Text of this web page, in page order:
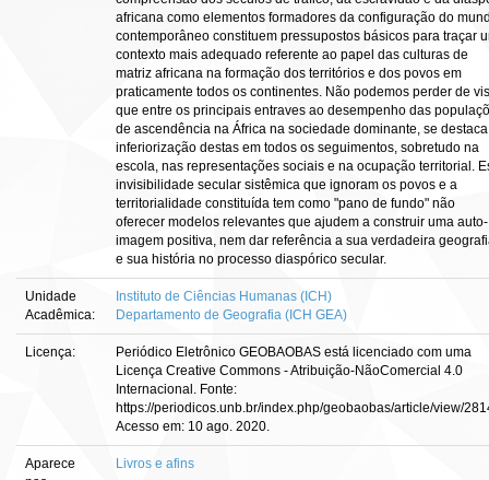
africana como elementos formadores da configuração do
contemporâneo constituem pressupostos básicos para traçar
contexto mais adequado referente ao papel das culturas de
matriz africana na formação dos territórios e dos povos em
praticamente todos os continentes. Não podemos perder de
que entre os principais entraves ao desempenho das
de ascendência na África na sociedade dominante, se
inferiorização destas em todos os seguimentos, sobretudo na
escola, nas representações sociais e na ocupação territorial.
invisibilidade secular sistêmica que ignoram os povos e a
territorialidade constituída tem como "pano de fundo" não
oferecer modelos relevantes que ajudem a construir uma auto-
imagem positiva, nem dar referência a sua verdadeira
e sua história no processo diaspórico secular.
Unidade
Acadêmica:
Instituto de Ciências Humanas (ICH)
Departamento de Geografia (ICH GEA)
Licença:
Periódico Eletrônico GEOBAOBAS está licenciado com uma
Licença Creative Commons - Atribuição-NãoComercial 4.0
Internacional. Fonte:
https://periodicos.unb.br/index.php/geobaobas/article/view/
Acesso em: 10 ago. 2020.
Aparece
Livros e afins